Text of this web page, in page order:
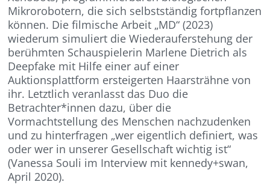
Mikrorobotern, die sich selbstständig fortpflanzen
können. Die filmische Arbeit „MD“ (2023)
wiederum simuliert die Wiederauferstehung der
berühmten Schauspielerin Marlene Dietrich als
Deepfake mit Hilfe einer auf einer
Auktionsplattform ersteigerten Haarsträhne von
ihr. Letztlich veranlasst das Duo die
Betrachter*innen dazu, über die
Vormachtstellung des Menschen nachzudenken
und zu hinterfragen „wer eigentlich definiert, was
oder wer in unserer Gesellschaft wichtig ist“
(Vanessa Souli im Interview mit kennedy+swan,
April 2020).